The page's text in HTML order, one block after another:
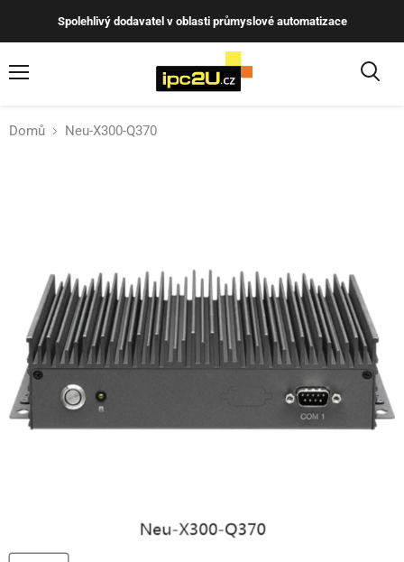
Spolehlivý dodavatel v oblasti průmyslové automatizace
Domů Neu-X300-Q370